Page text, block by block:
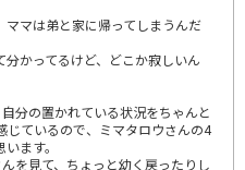
マは弟と家に帰ってしまうんだ
かってるけど、どこか寂しいん
分の置かれている状況をちゃんと
じているので、ミマタロウさんの4
ます。
を見て、ちょっと幼く戻ったりし